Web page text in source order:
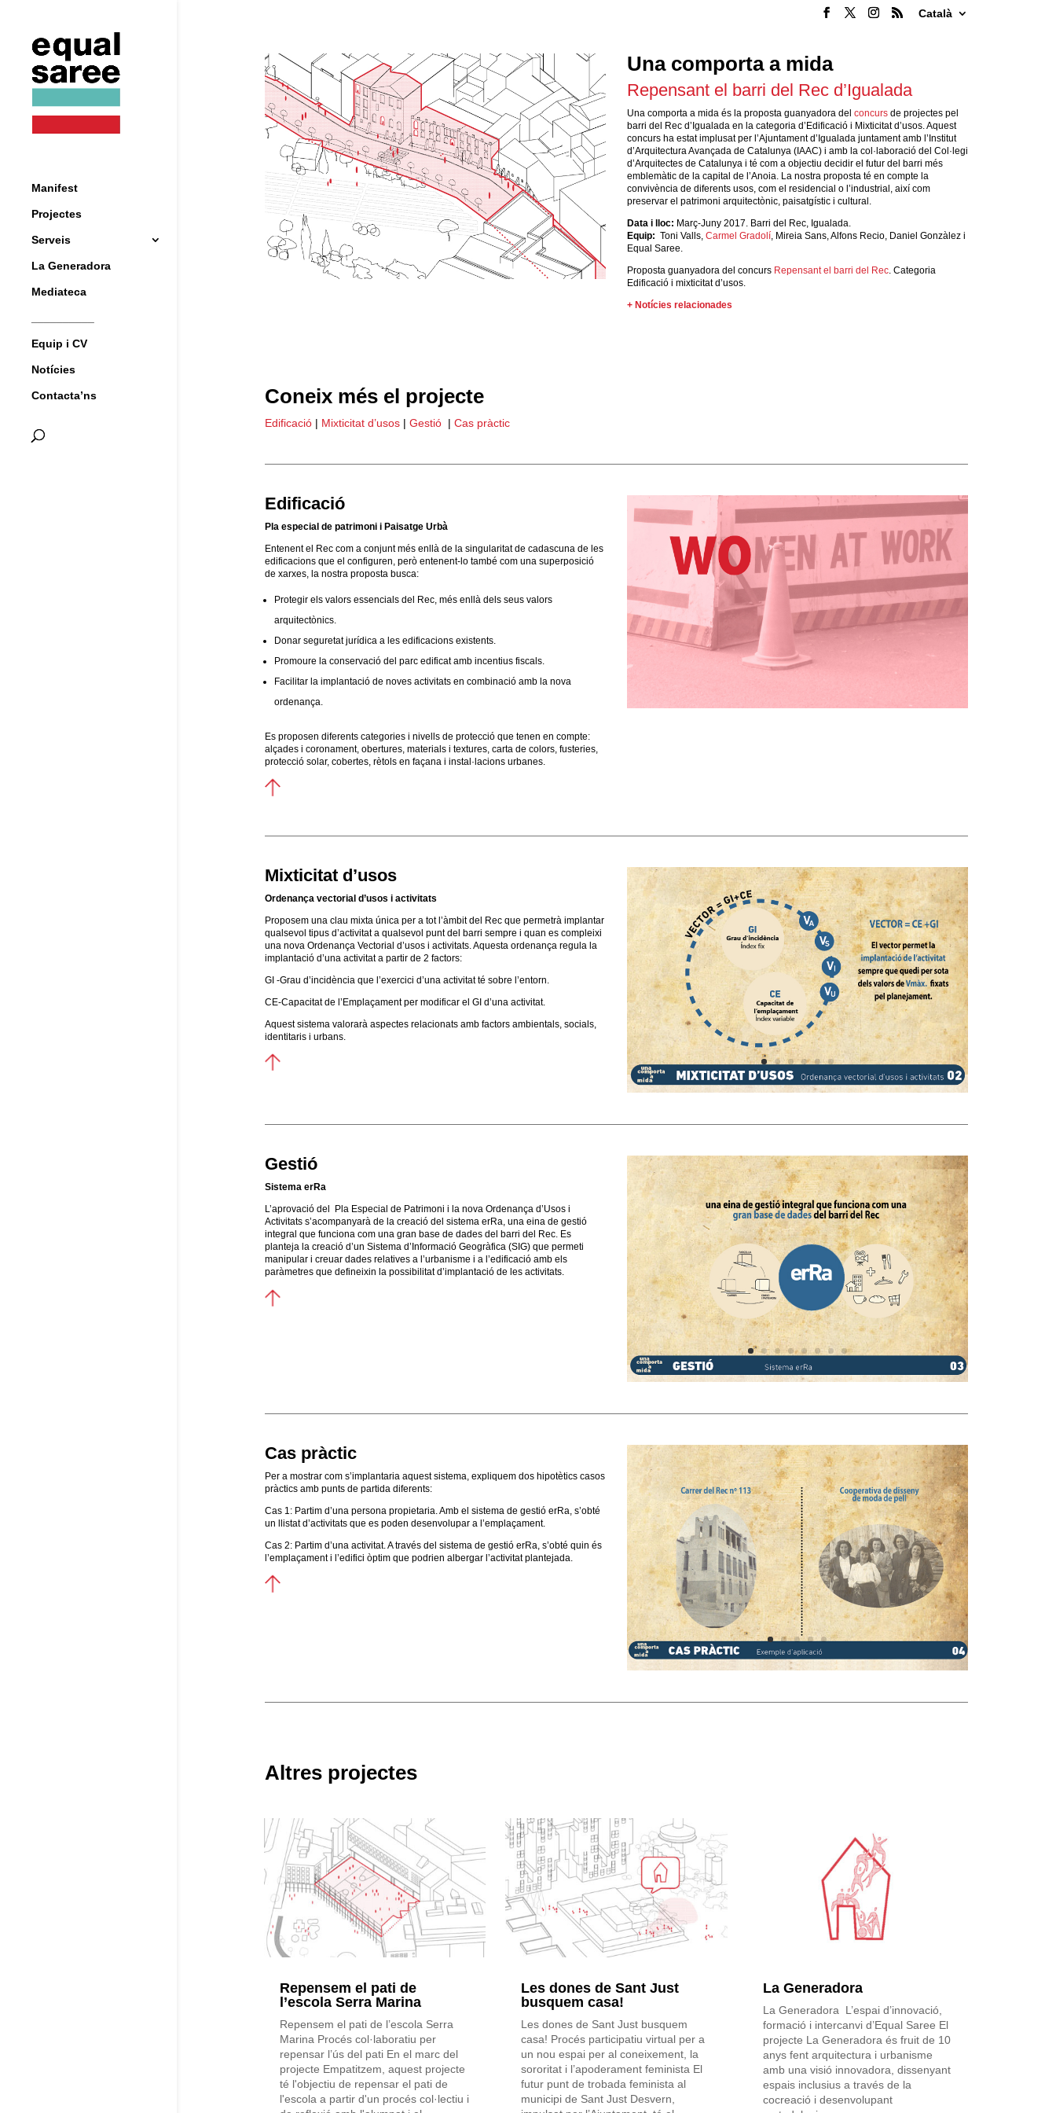
Català
Manifest
Projectes
Serveis
La Generadora
Mediateca
Equip i CV
Notícies
Contacta’ns
Una comporta a mida
Repensant el barri del Rec d’Igualada
Una comporta a mida és la proposta guanyadora del concursde projectes pel
barri del Rec d’Igualada en la categoria d’Edificació i Mixticitat d’usos. Aquest
concurs ha estat implusat per l’Ajuntament d’Igualada juntament amb l’Institut
d’Arquitectura Avançada de Catalunya (IAAC) i amb la col·laboració del Col·legi
d’Arquitectes de Catalunya i té com a objectiu decidir el futur del barri més
emblemàtic de la capital de l’Anoia. La nostra proposta té en compte la
convivència de diferents usos, com el residencial o l’industrial, així com
preservar el patrimoni arquitectònic, paisatgístic i cultural.
Data i lloc: Març-Juny 2017. Barri del Rec, Igualada.
Equip: Toni Valls, Carmel Gradolí, Mireia Sans, Alfons Recio, Daniel Gonzàlez i
Equal Saree.
Proposta guanyadora del concurs Repensant el barri del Rec. Categoria
Edificació i mixticitat d’usos.
+ Notícies relacionades
Coneix més el projecte
Edificació| Mixticitat d’usos| Gestió| Cas pràctic
Edificació
Pla especial de patrimoni i Paisatge Urbà
Entenent el Rec com a conjunt més enllà de la singularitat de cadascuna de les
edificacions que el configuren, però entenent-lo també com una superposició
de xarxes, la nostra proposta busca:
Protegir els valors essencials del Rec, més enllà dels seus valors
arquitectònics.
Donar seguretat jurídica a les edificacions existents.
Promoure la conservació del parc edificat amb incentius fiscals.
Facilitar la implantació de noves activitats en combinació amb la nova
ordenança.
Es proposen diferents categories i nivells de protecció que tenen en compte:
alçades i coronament, obertures, materials i textures, carta de colors, fusteries,
protecció solar, cobertes, rètols en façana i instal·lacions urbanes.
Mixticitat d’usos
Ordenança vectorial d’usos i activitats
Proposem una clau mixta única per a tot l’àmbit del Rec que permetrà implantar
qualsevol tipus d’activitat a qualsevol punt del barri sempre i quan es compleixi
una nova Ordenança Vectorial d’usos i activitats. Aquesta ordenança regula la
implantació d’una activitat a partir de 2 factors:
GI -Grau d’incidència que l’exercici d’una activitat té sobre l’entorn.
CE-Capacitat de l’Emplaçament per modificar el GI d’una activitat.
Aquest sistema valorarà aspectes relacionats amb factors ambientals, socials,
identitaris i urbans.
Gestió
Sistema erRa
L’aprovació del Pla Especial de Patrimoni i la nova Ordenança d’Usos i
Activitats s’acompanyarà de la creació del sistema erRa, una eina de gestió
integral que funciona com una gran base de dades del barri del Rec. Es
planteja la creació d’un Sistema d’Informació Geogràfica (SIG) que permeti
manipular i creuar dades relatives a l’urbanisme i a l’edificació amb els
paràmetres que defineixin la possibilitat d’implantació de les activitats.
Cas pràctic
Per a mostrar com s’implantaria aquest sistema, expliquem dos hipotètics casos
pràctics amb punts de partida diferents:
Cas 1: Partim d’una persona propietaria. Amb el sistema de gestió erRa, s’obté
un llistat d’activitats que es poden desenvolupar a l’emplaçament.
Cas 2: Partim d’una activitat. A través del sistema de gestió erRa, s’obté quin és
l’emplaçament i l’edifici òptim que podrien albergar l’activitat plantejada.
Altres projectes
Repensem el pati de
l’escola Serra Marina
Repensem el pati de l’escola Serra
Marina Procés col·laboratiu per
repensar l’ús del pati En el marc del
projecte Empatitzem, aquest projecte
té l'objectiu de repensar el pati de
l'escola a partir d'un procés col·lectiu i
Les dones de Sant Just
busquem casa!
Les dones de Sant Just busquem
casa! Procés participatiu virtual per a
un nou espai per al coneixement, la
sororitat i l’apoderament feminista El
futur punt de trobada feminista al
municipi de Sant Just Desvern,
La Generadora
La Generadora L’espai d’innovació,
formació i intercanvi d’Equal Saree El
projecte La Generadora és fruit de 10
anys fent arquitectura i urbanisme
amb una visió innovadora, dissenyant
espais inclusius a través de la
cocreació i desenvolupant